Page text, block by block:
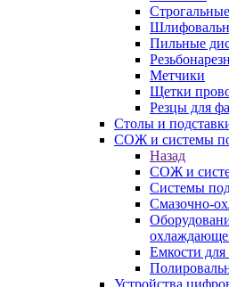
Пильные
Метчики
Щетки
Резцы для
Столы и
СОЖ и системы
Назад
СОЖ и
Системы
Смазочно-
Емкости
Устройства